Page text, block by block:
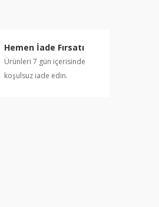
Hemen İade Fırsatı
Ürünleri 7 gün içerisinde
koşulsuz iade edin.